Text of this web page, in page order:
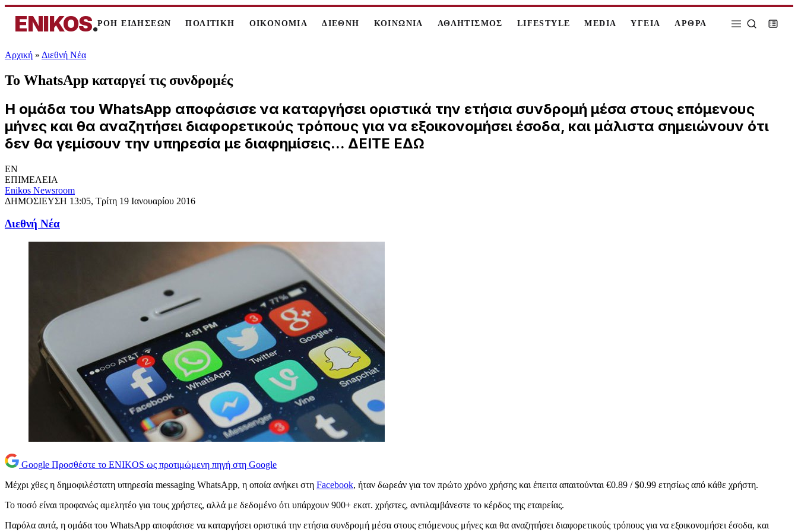
ENIKOS.ΡΟΗ ΕΙΔΗΣΕΩΝ ΠΟΛΙΤΙΚΗ ΟΙΚΟΝΟΜΙΑ ΔΙΕΘΝΗ ΚΟΙΝΩΝΙΑ ΑΘΛΗΤΙΣΜΟΣ LIFESTYLE MEDIA ΥΓΕΙΑ ΑΡΘΡΑ
Αρχική » Διεθνή Νέα
To WhatsApp καταργεί τις συνδρομές
Η ομάδα του WhatsApp αποφάσισε να καταργήσει οριστικά την ετήσια συνδρομή μέσα στους επόμενους
μήνες και θα αναζητήσει διαφορετικούς τρόπους για να εξοικονομήσει έσοδα, και μάλιστα σημειώνουν ότι
δεν θα γεμίσουν την υπηρεσία με διαφημίσεις... ΔΕΙΤΕ ΕΔΩ
EN
ΕΠΙΜΕΛΕΙΑ
Enikos Newsroom
ΔΗΜΟΣΙΕΥΣΗ 13:05, Τρίτη 19 Ιανουαρίου 2016
Διεθνή Νέα
Google Προσθέστε το ENIKOS ως προτιμώμενη πηγή στη Google
Μέχρι χθες η δημοφιλέστατη υπηρεσία messaging WhatsApp, η οποία ανήκει στη Facebook, ήταν δωρεάν για τον πρώτο χρόνο χρήσης και έπειτα απαιτούνται €0.89 / $0.99 ετησίως από κάθε χρήστη.
Το ποσό είναι προφανώς αμελητέο για τους χρήστες, αλλά με δεδομένο ότι υπάρχουν 900+ εκατ. χρήστες, αντιλαμβάνεστε το κέρδος της εταιρείας.
Παρόλα αυτά, η ομάδα του WhatsApp αποφάσισε να καταργήσει οριστικά την ετήσια συνδρομή μέσα στους επόμενους μήνες και θα αναζητήσει διαφορετικούς τρόπους για να εξοικονομήσει έσοδα, και